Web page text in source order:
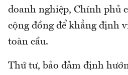
doanh nghiệp, Chính phủ
cộng đồng để khẳng định
toàn cầu.
Thứ tư, bảo đảm định